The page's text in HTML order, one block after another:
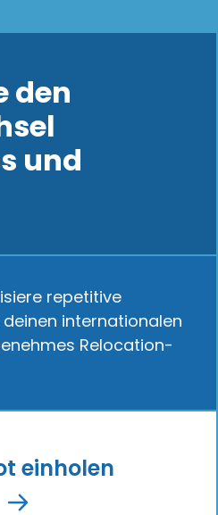
den
und
repetitive
internationalen
Relocation-
einholen